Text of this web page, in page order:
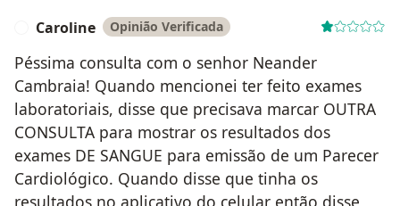
Caroline Opinião Verificada
Péssima consulta com o senhor Neander
Cambraia! Quando mencionei ter feito exames
laboratoriais, disse que precisava marcar OUTRA
CONSULTA para mostrar os resultados dos
exames DE SANGUE para emissão de um Parecer
Cardiológico. Quando disse que tinha os
resultados no aplicativo do celular então disse